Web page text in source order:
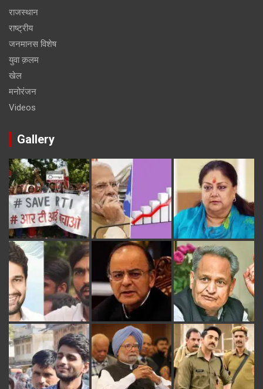
राजस्थान
राष्ट्रीय
जनमानस विशेष
युवा क़लम
खेल
मनोरंजन
Videos
Gallery